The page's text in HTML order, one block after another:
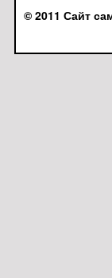
© 2011 Сайт